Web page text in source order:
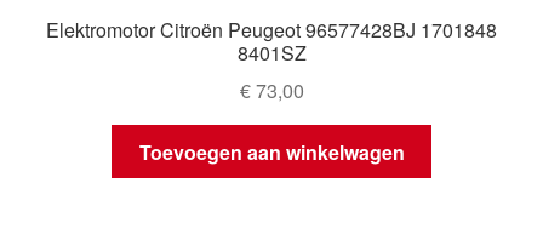
Elektromotor Citroën Peugeot 96577428BJ 1701848
8401SZ
€73,00
Toevoegen aan winkelwagen